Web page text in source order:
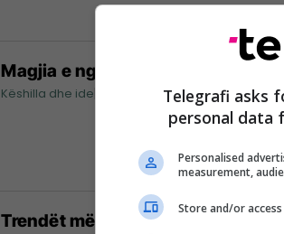
Magjia e ngjyrave dhe ndjenjat që
Këshilla dhe ide 05/02/2023
Trendët më modernë në vitin
Telegrafi asks
personal data
Personalised
measurement,
Store and/or